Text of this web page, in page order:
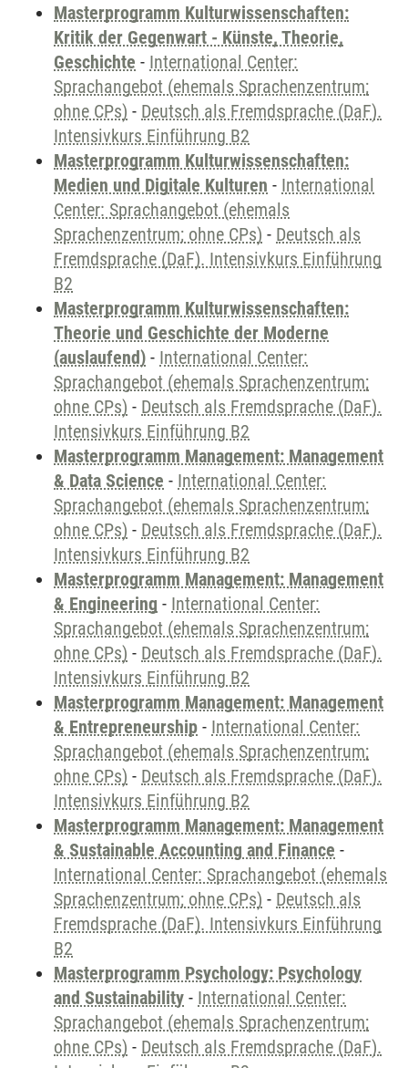
Masterprogramm Kulturwissenschaften:
Kritik der Gegenwart - Künste, Theorie,
Geschichte - International Center:
Sprachangebot (ehemals Sprachenzentrum;
ohne CPs) - Deutsch als Fremdsprache (DaF).
Intensivkurs Einführung B2
Masterprogramm Kulturwissenschaften:
Medien und Digitale Kulturen - International
Center: Sprachangebot (ehemals
Sprachenzentrum; ohne CPs) - Deutsch als
Fremdsprache (DaF). Intensivkurs Einführung
B2
Masterprogramm Kulturwissenschaften:
Theorie und Geschichte der Moderne
(auslaufend) - International Center:
Sprachangebot (ehemals Sprachenzentrum;
ohne CPs) - Deutsch als Fremdsprache (DaF).
Intensivkurs Einführung B2
Masterprogramm Management: Management
& Data Science - International Center:
Sprachangebot (ehemals Sprachenzentrum;
ohne CPs) - Deutsch als Fremdsprache (DaF).
Intensivkurs Einführung B2
Masterprogramm Management: Management
& Engineering - International Center:
Sprachangebot (ehemals Sprachenzentrum;
ohne CPs) - Deutsch als Fremdsprache (DaF).
Intensivkurs Einführung B2
Masterprogramm Management: Management
& Entrepreneurship - International Center:
Sprachangebot (ehemals Sprachenzentrum;
ohne CPs) - Deutsch als Fremdsprache (DaF).
Intensivkurs Einführung B2
Masterprogramm Management: Management
& Sustainable Accounting and Finance -
International Center: Sprachangebot (ehemals
Sprachenzentrum; ohne CPs) - Deutsch als
Fremdsprache (DaF). Intensivkurs Einführung
B2
Masterprogramm Psychology: Psychology
and Sustainability - International Center:
Sprachangebot (ehemals Sprachenzentrum;
ohne CPs) - Deutsch als Fremdsprache (DaF).